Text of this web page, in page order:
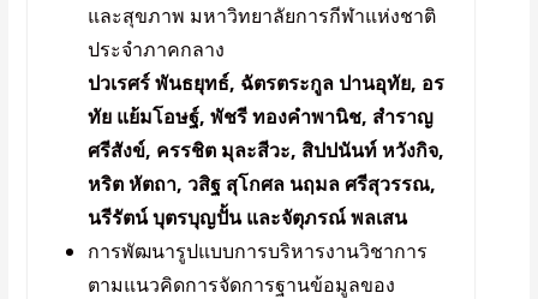
และสุขภาพ มหาวิทยาลัยการกีฬาแห่งชาติ
ประจำภาคกลาง
ปวเรศร์ พันธยุทธ์, ฉัตรตระกูล ปานอุทัย, อร
ทัย แย้มโอษฐ์, พัชรี ทองคำพานิช, สำราญ
ศรีสังข์, ครรชิต มุละสีวะ, สิปปนันท์ หวังกิจ,
หริต หัตถา, วสิฐ สุโกศล นฤมล ศรีสุวรรณ,
นรีรัตน์ บุตรบุญปั้น และจัตุภรณ์ พลเสน
การพัฒนารูปแบบการบริหารงานวิชาการ
ตามแนวคิดการจัดการฐานข้อมูลของ